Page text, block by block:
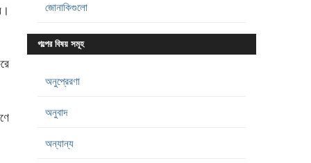
জোনাকিগুলো
গল্পের বিষয় সমূহ
অনুপ্রেরণা
অনুবাদ
অন্যান্য